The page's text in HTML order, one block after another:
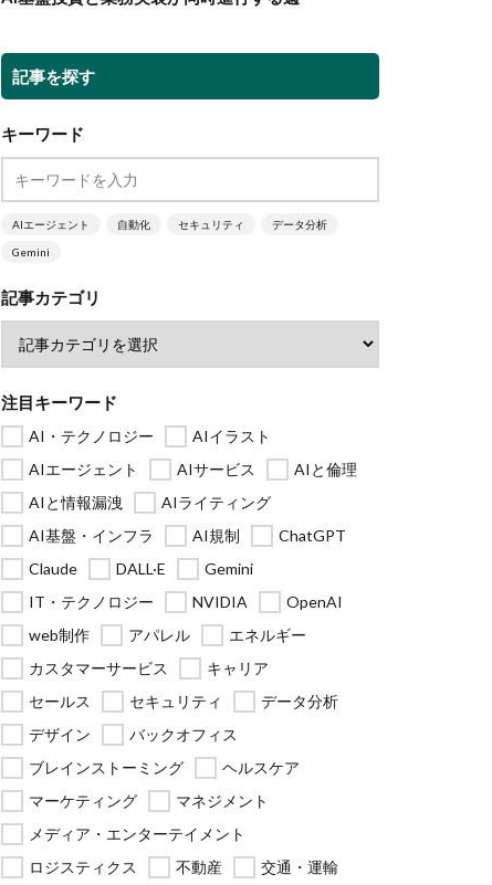
記事を探す
キーワード
AIエージェント 自動化 セキュリティ データ分析
Gemini
記事カテゴリ
注目キーワード
AI・テクノロジー
AIイラスト
AIエージェント
AIサービス
AIと倫理
AIと情報漏洩
AIライティング
AI基盤・インフラ
AI規制
ChatGPT
Claude
DALL·E
Gemini
IT・テクノロジー
NVIDIA
OpenAI
web制作
アパレル
エネルギー
カスタマーサービス
キャリア
セールス
セキュリティ
データ分析
デザイン
バックオフィス
ブレインストーミング
ヘルスケア
マーケティング
マネジメント
メディア・エンターテイメント
ロジスティクス
不動産
交通・運輸